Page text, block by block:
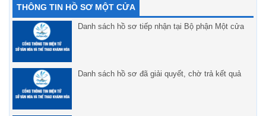
THÔNG TIN HỒ SƠ MỘT CỬA
Danh sách hồ sơ tiếp nhận tại Bộ phận Một cửa
Danh sách hồ sơ đã giải quyết, chờ trả kết quả